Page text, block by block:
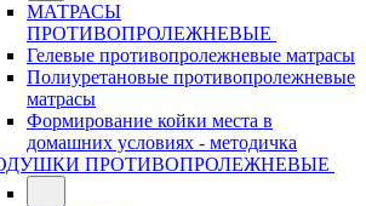
МАТРАСЫ
ПРОТИВОПРОЛЕЖНЕВЫЕ
Гелевые противопролежневые матрасы
Полиуретановые противопролежневые
матрасы
Формирование койки места в
домашних условиях - методичка
ПРОТИВОПРОЛЕЖНЕВЫЕ